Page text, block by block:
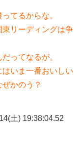
てるからな。
リーディングは争
ってなるが。
いま一番おいしい
かのう？
土) 19:38:04.52